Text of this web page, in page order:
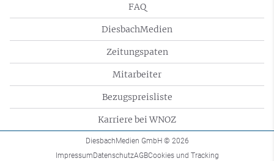
FAQ
DiesbachMedien
Zeitungspaten
Mitarbeiter
Bezugspreisliste
Karriere bei WNOZ
DiesbachMedien GmbH © 2026
ImpressumDatenschutzAGBCookies und Tracking